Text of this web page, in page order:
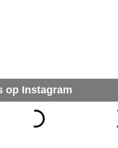
op Instagram